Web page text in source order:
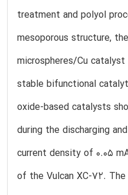
treatment and polyol
mesoporous structure,
microspheres/Cu
stable bifunctional
oxide-based catalysts
during the discharging
current density of 0.05
of the Vulcan XC-72.